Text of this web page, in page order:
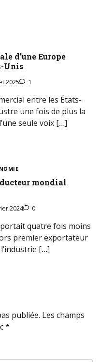
d’une Europe
Unis
2025 1
entre les États-
une fois de plus la
seule voix […]
mondial
2024 0
quatre fois moins
premier exportateur
[…]
publiée. Les champs
*